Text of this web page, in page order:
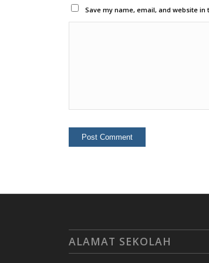
Save my name, email, and website
ALAMAT SEKOLAH